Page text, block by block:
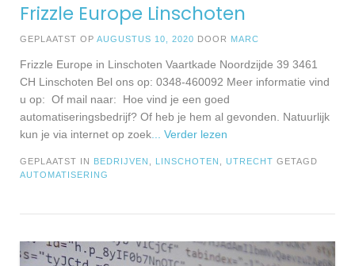
Frizzle Europe Linschoten
GEPLAATST OP AUGUSTUS 10, 2020 DOOR MARC
Frizzle Europe in Linschoten Vaartkade Noordzijde 39 3461
CH Linschoten Bel ons op: 0348-460092 Meer informatie vind
u op: Of mail naar: Hoe vind je een goed
automatiseringsbedrijf? Of heb je hem al gevonden. Natuurlijk
kun je via internet op zoek... Verder lezen
GEPLAATST IN BEDRIJVEN , LINSCHOTEN , UTRECHT GETAGD
AUTOMATISERING